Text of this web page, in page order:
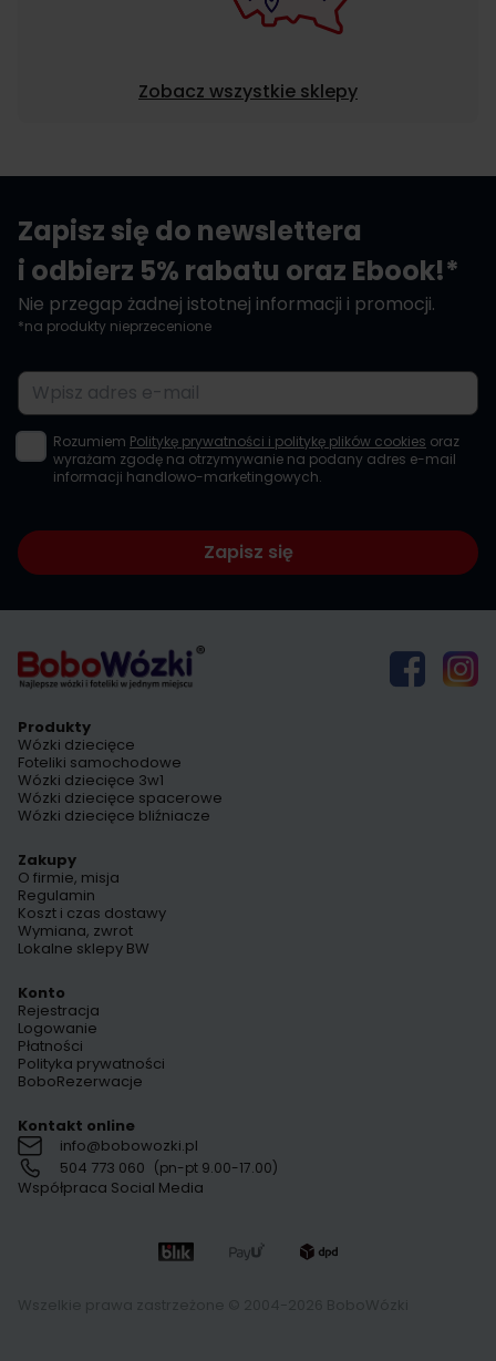
Zobacz wszystkie sklepy
Zapisz się do newslettera
i odbierz 5% rabatu oraz Ebook!*
Nie przegap żadnej istotnej informacji i promocji.
*na produkty nieprzecenione
Adres e-mail
Rozumiem Politykę prywatności i politykę plików cookies oraz
wyrażam zgodę na otrzymywanie na podany adres e-mail
informacji handlowo-marketingowych.
Zapisz się
Produkty
Wózki dziecięce
Foteliki samochodowe
Wózki dziecięce 3w1
Wózki dziecięce spacerowe
Wózki dziecięce bliźniacze
Zakupy
O firmie, misja
Regulamin
Koszt i czas dostawy
Wymiana, zwrot
Lokalne sklepy BW
Konto
Rejestracja
Logowanie
Płatności
Polityka prywatności
BoboRezerwacje
Kontakt online
info@bobowozki.pl
504 773 060 (pn-pt 9.00-17.00)
Współpraca Social Media